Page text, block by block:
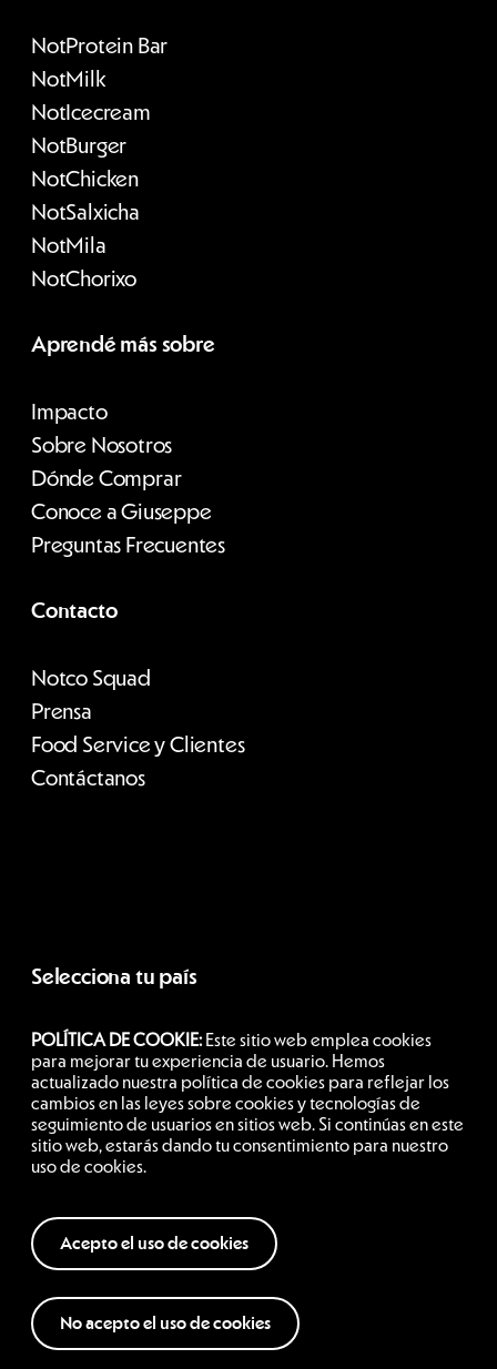
NotProtein Bar
NotMilk
NotIcecream
NotBurger
NotChicken
NotSalxicha
NotMila
NotChorixo
Aprendé más sobre
Impacto
Sobre Nosotros
Dónde Comprar
Conoce a Giuseppe
Preguntas Frecuentes
Contacto
Notco Squad
Prensa
Food Service y Clientes
Contáctanos
Selecciona tu país
Argentina
Siguenos
POLÍTICA DE COOKIE:Este sitio web emplea cookies
para mejorar tu experiencia de usuario. Hemos
actualizado nuestra política de cookies para reflejar los
cambios en las leyes sobre cookies y tecnologías de
seguimiento de usuarios en sitios web. Si continúas en este
sitio web, estarás dando tu consentimiento para nuestro
uso de cookies.
Acepto el uso de cookies
No acepto el uso de cookies